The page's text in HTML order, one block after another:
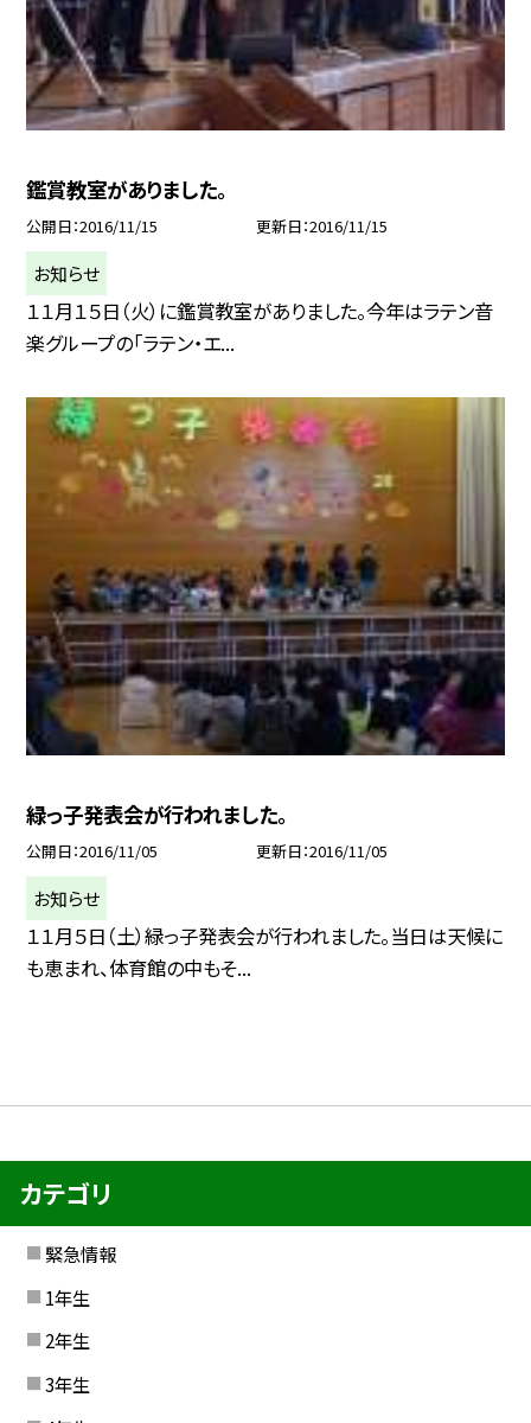
鑑賞教室がありました。
公開日 2016/11/15 更新日 2016/11/15
お知らせ
１１月１５日（火）に鑑賞教室がありました。今年はラテン音
楽グループの「ラテン・エ...
緑っ子発表会が行われました。
公開日 2016/11/05 更新日 2016/11/05
お知らせ
１１月５日（土）緑っ子発表会が行われました。当日は天候に
も恵まれ、体育館の中もそ...
カテゴリ
緊急情報
1年生
2年生
3年生